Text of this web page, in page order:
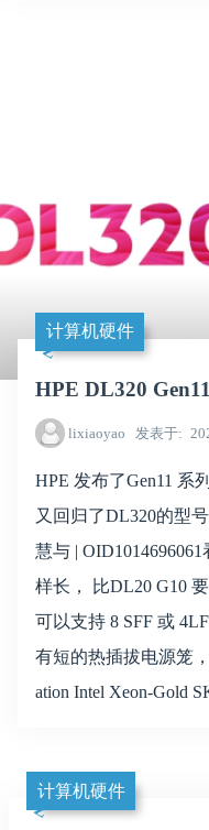
计算机硬件
HPE DL320
lixiaoyao 发表于
HPE 发布了Gen11 系
又回归了DL320的型
慧与 |
样长， 比DL20 G10
可以支持 8 SFF 或
有短的热插拔电源笼
ation Intel Xeon-Gold
计算机硬件